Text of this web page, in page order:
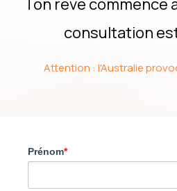
Ton rêve commence
consultation
Attention : l'Australie
Prénom*